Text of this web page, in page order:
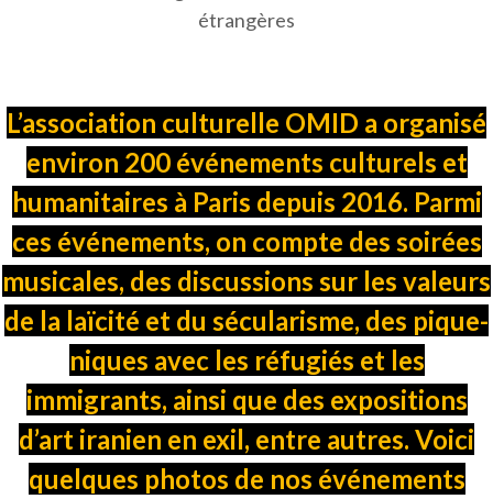
étrangères
L’association culturelle OMID a organisé
environ 200 événements culturels et
humanitaires à Paris depuis 2016. Parmi
ces événements, on compte des soirées
musicales, des discussions sur les valeurs
de la laïcité et du sécularisme, des pique-
niques avec les réfugiés et les
immigrants, ainsi que des expositions
d’art iranien en exil, entre autres. Voici
quelques photos de nos événements